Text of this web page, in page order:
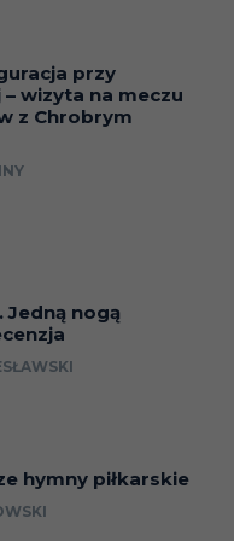
przy
wizyta na meczu
z Chrobrym
Jedną nogą
hymny piłkarskie